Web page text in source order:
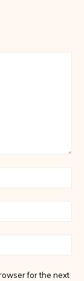
for the next